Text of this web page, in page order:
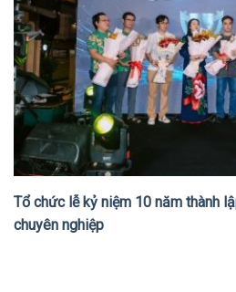
Tổ chức lễ kỷ niệm 10 năm thành
chuyên nghiệp